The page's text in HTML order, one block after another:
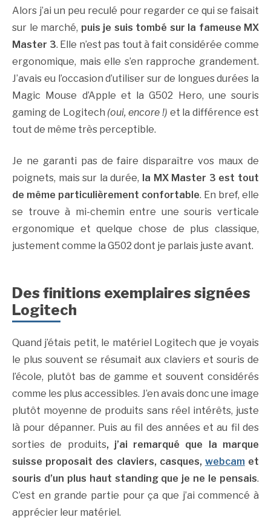
Alors j’ai un peu reculé pour regarder ce qui se faisait
sur le marché, puis je suis tombé sur la fameuse MX
Master 3. Elle n’est pas tout à fait considérée comme
ergonomique, mais elle s’en rapproche grandement.
J’avais eu l’occasion d’utiliser sur de longues durées la
Magic Mouse d’Apple et la G502 Hero, une souris
gaming de Logitech (oui, encore !) et la différence est
tout de même très perceptible.
Je ne garanti pas de faire disparaître vos maux de
poignets, mais sur la durée, la MX Master 3 est tout
de même particulièrement confortable. En bref, elle
se trouve à mi-chemin entre une souris verticale
ergonomique et quelque chose de plus classique,
justement comme la G502 dont je parlais juste avant.
Des finitions exemplaires signées
Logitech
Quand j’étais petit, le matériel Logitech que je voyais
le plus souvent se résumait aux claviers et souris de
l’école, plutôt bas de gamme et souvent considérés
comme les plus accessibles. J’en avais donc une image
plutôt moyenne de produits sans réel intérêts, juste
là pour dépanner. Puis au fil des années et au fil des
sorties de produits, j’ai remarqué que la marque
suisse proposait des claviers, casques, webcam et
souris d’un plus haut standing que je ne le pensais.
C’est en grande partie pour ça que j’ai commencé à
apprécier leur matériel.